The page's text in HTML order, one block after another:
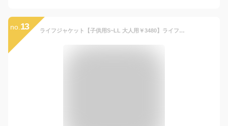
no. 13 ライフジャケット【子供用S~LL 大人用￥3480】ライフジャケット 子供 大人用 釣り 子供用 キッズ ジュニア ライフベスト 子ども ママ シュノーケリング シーケー 人気 フローティングベスト マリンスポーツ 防災 マリンシューズ ck-12001 和 迷彩 紫 桜